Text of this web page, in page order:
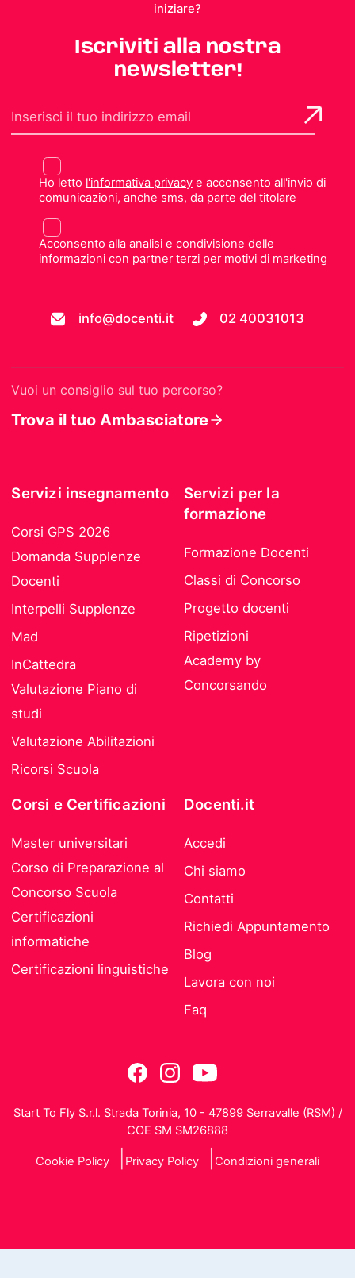
iniziare?
Iscriviti alla nostra
newsletter!
Ho letto l'informativa privacye acconsento all'invio di
comunicazioni, anche sms, da parte del titolare
Acconsento alla analisi e condivisione delle
informazioni con partner terzi per motivi di marketing
info@docenti.it 02 40031013
Vuoi un consiglio sul tuo percorso?
Trova il tuo Ambasciatore
Servizi insegnamento
Corsi GPS 2026
Domanda Supplenze
Docenti
Interpelli Supplenze
Mad
InCattedra
Valutazione Piano di
studi
Valutazione Abilitazioni
Ricorsi Scuola
Servizi per la
formazione
Formazione Docenti
Classi di Concorso
Progetto docenti
Ripetizioni
Academy by
Concorsando
Corsi e Certificazioni
Master universitari
Corso di Preparazione al
Concorso Scuola
Certificazioni
informatiche
Certificazioni linguistiche
Docenti.it
Accedi
Chi siamo
Contatti
Richiedi Appuntamento
Blog
Lavora con noi
Faq
Start To Fly S.r.l. Strada Torinia, 10 - 47899 Serravalle (RSM) /
COE SM SM26888
Cookie Policy Privacy Policy Condizioni generali